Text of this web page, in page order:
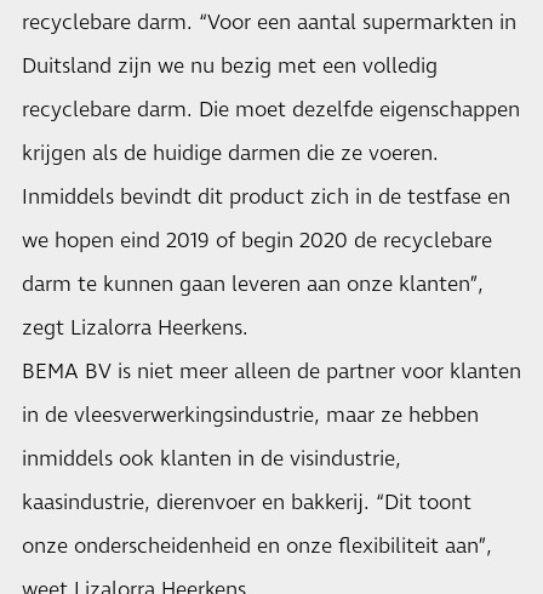
recyclebare darm. “Voor een aantal supermarkten in
Duitsland zijn we nu bezig met een volledig
recyclebare darm. Die moet dezelfde eigenschappen
krijgen als de huidige darmen die ze voeren.
Inmiddels bevindt dit product zich in de testfase en
we hopen eind 2019 of begin 2020 de recyclebare
darm te kunnen gaan leveren aan onze klanten”,
zegt Lizalorra Heerkens.
BEMA BV is niet meer alleen de partner voor klanten
in de vleesverwerkingsindustrie, maar ze hebben
inmiddels ook klanten in de visindustrie,
kaasindustrie, dierenvoer en bakkerij. “Dit toont
onze onderscheidenheid en onze flexibiliteit aan”,